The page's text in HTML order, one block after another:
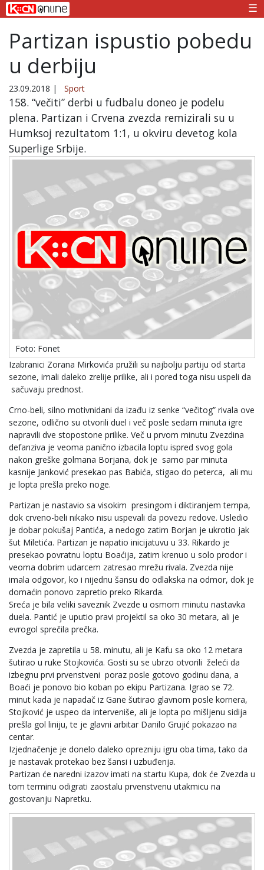
☰
Partizan ispustio pobedu
u derbiju
23.09.2018 | Sport
158. “večiti” derbi u fudbalu doneo je podelu
plena. Partizan i Crvena zvezda remizirali su u
Humksoj rezultatom 1:1, u okviru devetog kola
Superlige Srbije.
Foto: Fonet
Izabranici Zorana Mirkovića pružili su najbolju partiju od starta
sezone, imali daleko zrelije prilike, ali i pored toga nisu uspeli da
sačuvaju prednost.
Crno-beli, silno motivnidani da izađu iz senke “večitog” rivala ove
sezone, odlično su otvorili duel i več posle sedam minuta igre
napravili dve stopostone prilike. Več u prvom minutu Zvezdina
defanziva je veoma panično izbacila loptu ispred svog gola
nakon greške golmana Borjana, dok je samo par minuta
kasnije Janković presekao pas Babića, stigao do peterca, ali mu
je lopta prešla preko noge.
Partizan je nastavio sa visokim presingom i diktiranjem tempa,
dok crveno-beli nikako nisu uspevali da povezu redove. Usledio
je dobar pokušaj Pantića, a nedogo zatim Borjan je ukrotio jak
šut Miletića. Partizan je napatio inicijatuvu u 33. Rikardo je
presekao povratnu loptu Boaćija, zatim krenuo u solo prodor i
veoma dobrim udarcem zatresao mrežu rivala. Zvezda nije
imala odgovor, ko i nijednu šansu do odlakska na odmor, dok je
domaćin ponovo zapretio preko Rikarda.
Sreća je bila veliki saveznik Zvezde u osmom minutu nastavka
duela. Pantić je uputio pravi projektil sa oko 30 metara, ali je
evrogol sprečila prečka.
Zvezda je zapretila u 58. minutu, ali je Kafu sa oko 12 metara
šutirao u ruke Stojkovića. Gosti su se ubrzo otvorili želeći da
izbegnu prvi prvenstveni poraz posle gotovo godinu dana, a
Boaći je ponovo bio koban po ekipu Partizana. Igrao se 72.
minut kada je napadač iz Gane šutirao glavnom posle kornera,
Stojković je uspeo da interveniše, ali je lopta po mišljenu sidija
prešla gol liniju, te je glavni arbitar Danilo Grujić pokazao na
centar.
Izjednačenje je donelo daleko oprezniju igru oba tima, tako da
je nastavak protekao bez šansi i uzbuđenja.
Partizan će naredni izazov imati na startu Kupa, dok će Zvezda u
tom terminu odigrati zaostalu prvenstvenu utakmicu na
gostovanju Napretku.